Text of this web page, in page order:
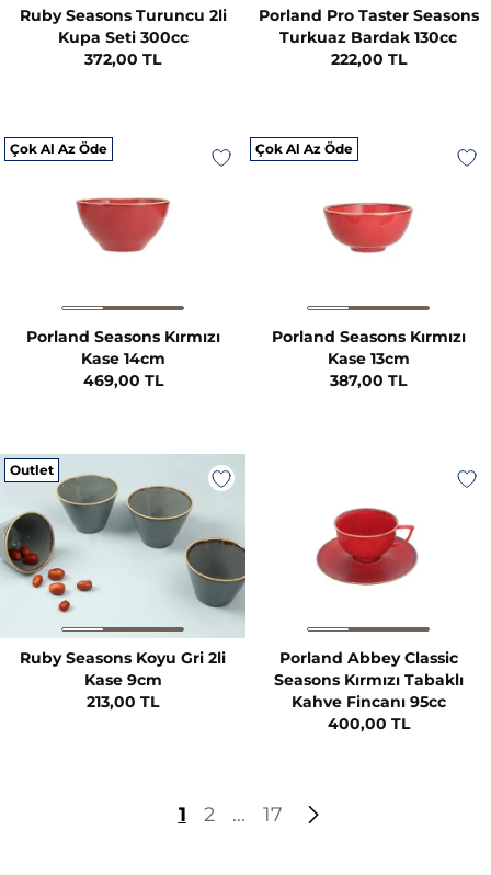
Ruby Seasons Turuncu 2li
Kupa Seti 300cc
372,00 TL
Porland Pro Taster Seasons
Turkuaz Bardak 130cc
222,00 TL
Çok Al Az Öde
Porland Seasons Kırmızı
Kase 14cm
469,00 TL
Çok Al Az Öde
Porland Seasons Kırmızı
Kase 13cm
387,00 TL
Outlet
Ruby Seasons Koyu Gri 2li
Kase 9cm
213,00 TL
Porland Abbey Classic
Seasons Kırmızı Tabaklı
Kahve Fincanı 95cc
400,00 TL
1 2 ... 17